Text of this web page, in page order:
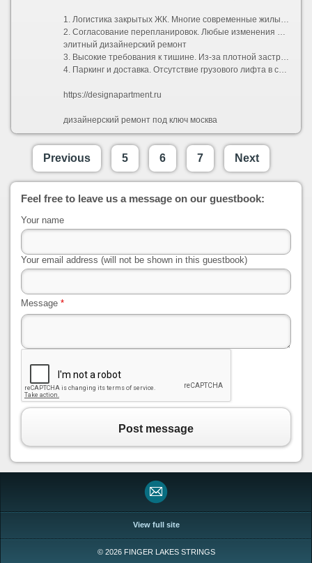
1. Логистика закрытых ЖК. Многие современные жилые комплексы бизнес- и премиум-класса имеют строгие регламенты проведения работ: пропускная система, жесткие временные окна для разгрузки стройматериалов (например, с 10:00 до 18:00 по будням), обязательное страхование гражданской ответственности перед соседями.
2. Согласование перепланировок. Любые изменения мокрых зон, проемов в несущих стенах или объединение лоджии требуют официального узаконивания. Компании, специализирующиеся на дизайнерском ремонте в Москве, обычно берут этот бюрократический процесс на себя, взаимодействуя с БТИ и жилищной инспекцией.
элитный дизайнерский ремонт
3. Высокие требования к тишине. Из-за плотной застройки управляющие компании жестко штрафуют бригады за работу перфоратором вне разрешенных часов. Это увеличивает общий срок ремонта, так как чистая смена инструмента требует дополнительного времени.
4. Паркинг и доставка. Отсутствие грузового лифта в старом фонде или платный въезд фур во двор могут добавить существенную сумму к транспортным расходам.
https://designapartment.ru
дизайнерский ремонт под ключ москва
Previous 5 6 7 Next
Feel free to leave us a message on our guestbook:
Your name
Your email address (will not be shown in this guestbook)
Message *
Post message
View full site
© 2026 FINGER LAKES STRINGS